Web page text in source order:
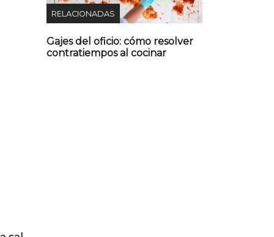
RELACIONADAS
Gajes del oficio: cómo resolver
contratiempos al cocinar